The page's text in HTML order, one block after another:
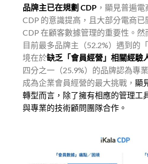
品牌主已在規劃 CDP ，顯見普遍
CDP 的意識提高，且大部分電商已
CDP 在顧客數據管理的重要性。然
目前最多品牌主（52.2%）遇到的
境在於缺乏「會員經營」相關經驗
四分之一（25.9%）的品牌認為專
成為企業會員經營的最大挑戰， 顯
轉型而言，除了擁有相應的管理工
與專業的技術顧問團隊合作。